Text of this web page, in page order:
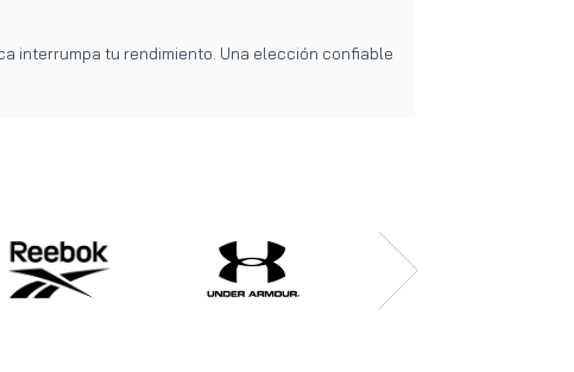
interrumpa tu rendimiento. Una elección confiable